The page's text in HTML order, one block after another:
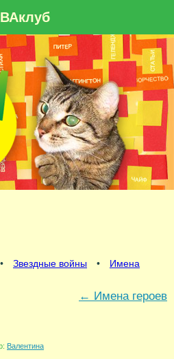
• Звездные войны •
Имена
← Имена героев
Валентина